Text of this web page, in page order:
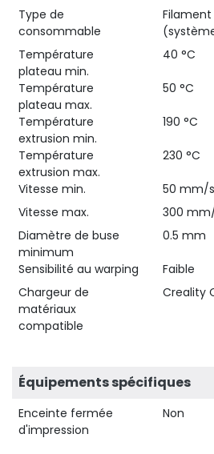
Type de
consommable
Température
plateau min.
40 °C
Température
plateau max.
50 °C
Température
extrusion min.
190 °C
Température
extrusion max.
230 °C
Vitesse min.
50 mm/s
Vitesse max.
300
Diamètre de buse
minimum
0.5 mm
Sensibilité au warping
Faible
Chargeur de
matériaux
compatible
Creality
Équipements spécifiques
Enceinte fermée
d'impression
Non